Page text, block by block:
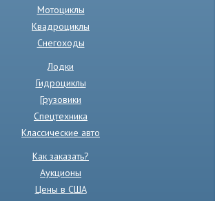
Мотоциклы
Квадроциклы
Снегоходы
Лодки
Гидроциклы
Грузовики
Спецтехника
Классические авто
Как заказать?
Аукционы
Цены в США